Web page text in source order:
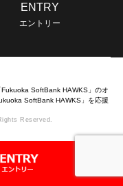
ENTRY
エントリー
SoftBank HAWKS」のオ
SoftBank HAWKS」を応援
Reserved.
rights reserved.